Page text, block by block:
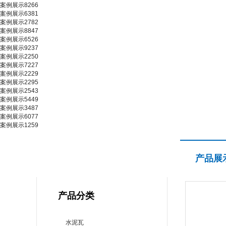
案例展示8266
案例展示6381
案例展示2782
案例展示8847
案例展示6526
案例展示9237
案例展示2250
案例展示7227
案例展示2229
案例展示2295
案例展示2543
案例展示5449
案例展示3487
案例展示6077
案例展示1259
产品分类
水泥瓦
产品展